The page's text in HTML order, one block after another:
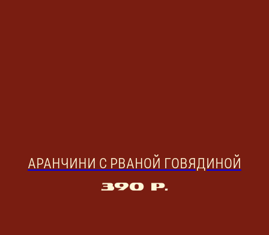
АРАНЧИНИ С РВАНОЙ ГОВЯДИНОЙ
390 р.